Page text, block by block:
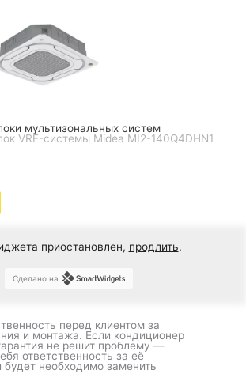
мультизональных систем
VRF-системы Midea MI2-140Q4DHN1
приостановлен, продлить.
Сделано на
перед клиентом за
и монтажа. Если кондиционер
не решит проблему —
ответственность за её
необходимо заменить